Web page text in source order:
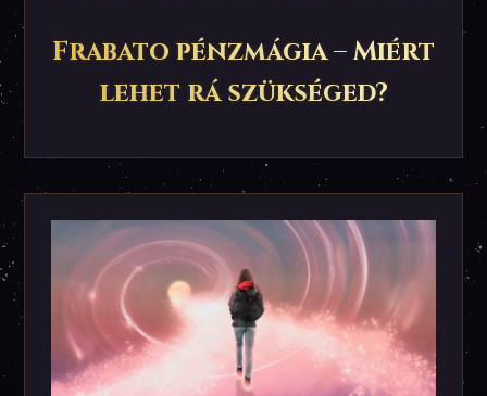
Frabato pénzmágia – Miért
lehet rá szükséged?